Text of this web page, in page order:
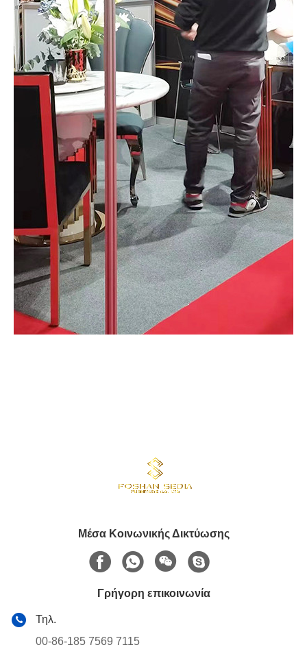
Μέσα Κοινωνικής Δικτύωσης
Γρήγορη επικοινωνία
Τηλ.
00-86-185 7569 7115